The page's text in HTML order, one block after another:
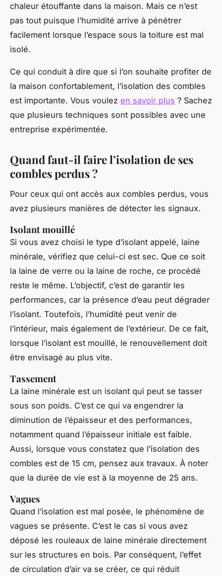
chaleur étouffante dans la maison. Mais ce n’est
pas tout puisque l’humidité arrive à pénétrer
facilement lorsque l’espace sous la toiture est mal
isolé.
Ce qui conduit à dire que si l’on souhaite profiter de
la maison confortablement, l’isolation des combles
est importante. Vous voulez en savoir plus ? Sachez
que plusieurs techniques sont possibles avec une
entreprise expérimentée.
Quand faut-il faire l’isolation de ses
combles perdus ?
Pour ceux qui ont accès aux combles perdus, vous
avez plusieurs manières de détecter les signaux.
Isolant mouillé
Si vous avez choisi le type d’isolant appelé, laine
minérale, vérifiez que celui-ci est sec. Que ce soit
la laine de verre ou la laine de roche, ce procédé
reste le même. L’objectif, c’est de garantir les
performances, car la présence d’eau peut dégrader
l’isolant. Toutefois, l’humidité peut venir de
l’intérieur, mais également de l’extérieur. De ce fait,
lorsque l’isolant est mouillé, le renouvellement doit
être envisagé au plus vite.
Tassement
La laine minérale est un isolant qui peut se tasser
sous son poids. C’est ce qui va engendrer la
diminution de l’épaisseur et des performances,
notamment quand l’épaisseur initiale est faible.
Aussi, lorsque vous constatez que l’isolation des
combles est de 15 cm, pensez aux travaux. À noter
que la durée de vie est à la moyenne de 25 ans.
Vagues
Quand l’isolation est mal posée, le phénomène de
vagues se présente. C’est le cas si vous avez
déposé les rouleaux de laine minérale directement
sur les structures en bois. Par conséquent, l’effet
de circulation d’air va se créer, ce qui réduit